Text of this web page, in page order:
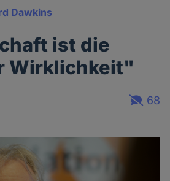
Dawkins
ist die
Wirklichkeit"
68